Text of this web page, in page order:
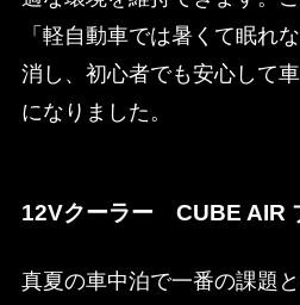
「軽自動車では暑くて眠れ
消し、初心者でも安心して
になりました。
12Vクーラー CUBE AIR
真夏の車中泊で一番の課題